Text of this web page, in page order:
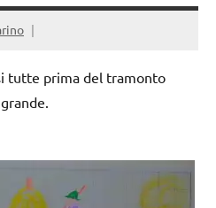
tutte prima del tramonto